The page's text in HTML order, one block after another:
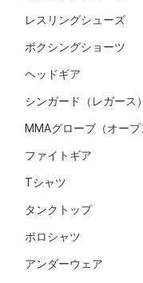
レスリングシューズ
ボクシングショーツ
ヘッドギア
シンガード（レガース）
MMAグローブ（オープ
ファイトギア
Tシャツ
タンクトップ
ポロシャツ
アンダーウェア